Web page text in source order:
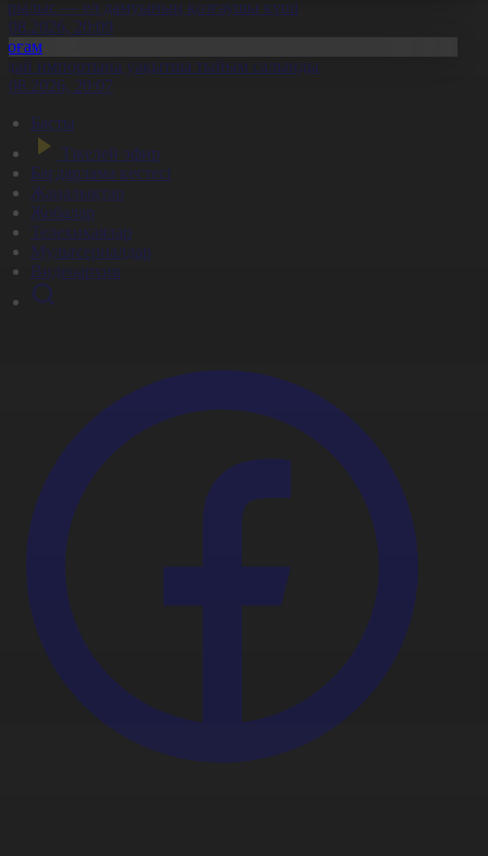
— ел дамуының қозғаушы күші
20:09
импортына уақытша тыйым салынды
20:07
Басты
Тікелей эфир
Бағдарлама кестесі
Жаңалықтар
Жобалар
Телехикаялар
Мультсериалдар
Видеоархив